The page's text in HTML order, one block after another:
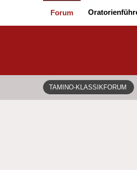
Forum
TAMINO-KLASSIKFORUM